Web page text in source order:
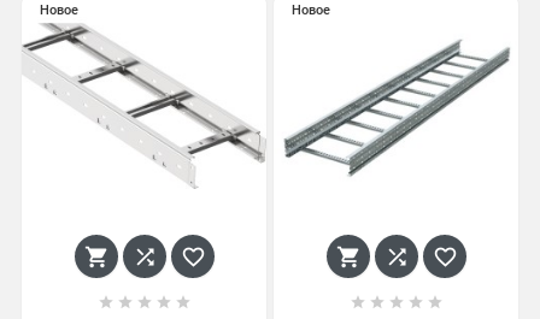
Новое
  
    
Новое
  
    